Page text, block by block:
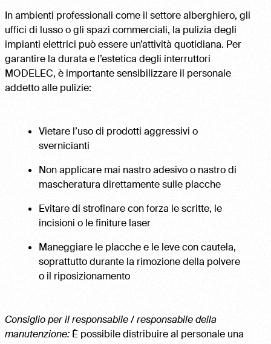
In ambienti professionali come il settore alberghiero, gli
uffici di lusso o gli spazi commerciali, la pulizia degli
impianti elettrici può essere un’attività quotidiana. Per
garantire la durata e l’estetica degli interruttori
MODELEC, è importante sensibilizzare il personale
addetto alle pulizie:
Vietare l’uso di prodotti aggressivi o
svernicianti
Non applicare mai nastro adesivo o nastro di
mascheratura direttamente sulle placche
Evitare di strofinare con forza le scritte, le
incisioni o le finiture laser
Maneggiare le placche e le leve con cautela,
soprattutto durante la rimozione della polvere
o il riposizionamento
Consiglio per il responsabile / responsabile della
manutenzione: È possibile distribuire al personale una